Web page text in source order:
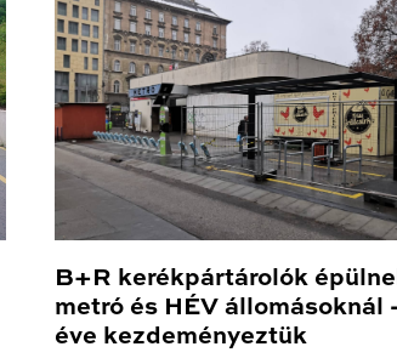
B+R kerékpártárolók
metró és HÉV állomásoknál -
éve kezdeményeztük